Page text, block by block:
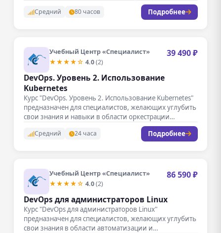
Средний 80 часов Подробнее
Учебный Центр «Специалист»
★★★★☆ 4.0(2)
39 490 ₽
DevOps. Уровень 2. Использование
Kubernetes
Курс "DevOps. Уровень 2. Использование Kubernetes"
предназначен для специалистов, желающих углубить
свои знания и навыки в области оркестрации…
Средний 24 часа Подробнее
Учебный Центр «Специалист»
★★★★☆ 4.0(2)
86 590 ₽
DevOps для администраторов Linux
Курс "DevOps для администраторов Linux"
предназначен для специалистов, желающих углубить
свои знания в области автоматизации и